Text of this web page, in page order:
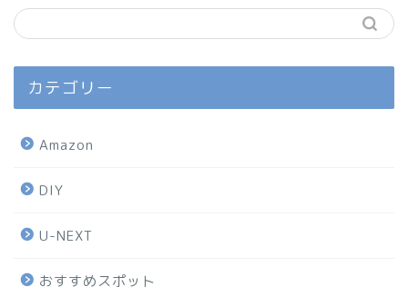
カテゴリー
Amazon
DIY
U-NEXT
おすすめスポット